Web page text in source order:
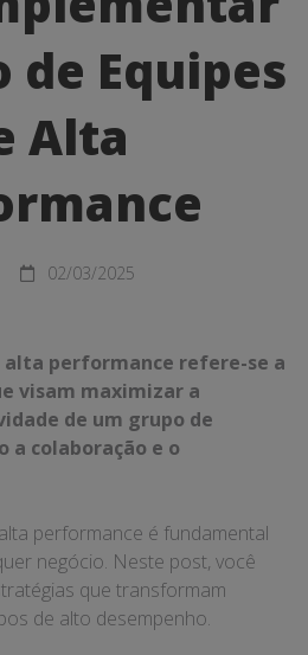
de Equipes
Alta
02/03/2025
alta performance refere-se a
visam maximizar a
de um grupo de
a colaboração e o
performance é fundamental
negócio. Neste post, você
que transformam
de alto desempenho.